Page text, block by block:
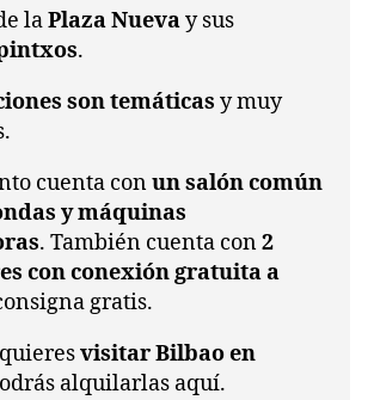
laPlaza Nuevay sus
.
son temáticas y muy
cuenta conun salón común
y máquinas
. También cuenta con2
con conexión gratuita a
gratis.
visitar Bilbao en
alquilarlas aquí.